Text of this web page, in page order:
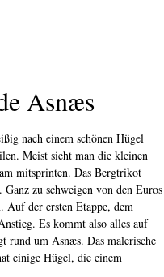
Asnæs
nach einem schönen Hügel
Meist sieht man die kleinen
mitsprinten. Das Bergtrikot
zu schweigen von den Euros
der ersten Etappe, dem
Es kommt also alles auf
um Asnæs. Das malerische
einige Hügel, die einem